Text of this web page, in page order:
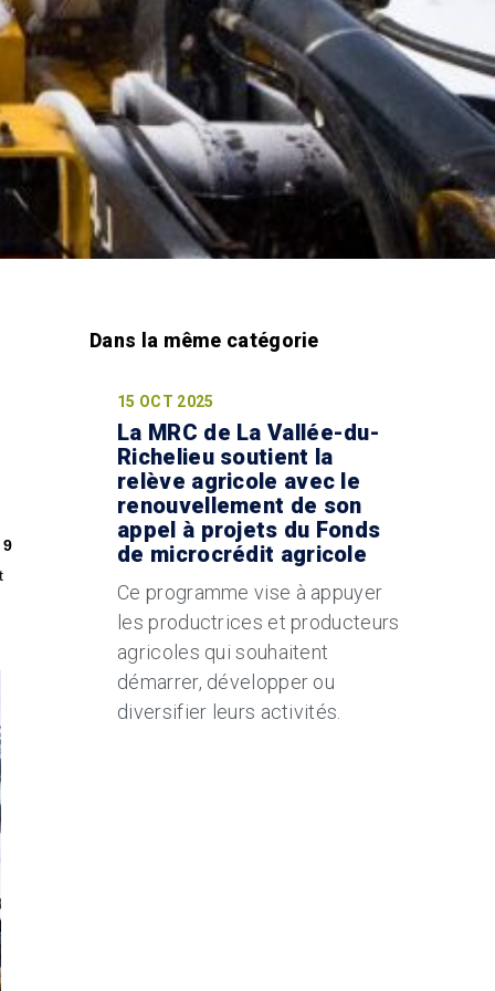
15 OCT 2025
La MRC de La Vallée-du-
Richelieu soutient la
relève agricole avec le
renouvellement de son
appel à projets du Fonds
de microcrédit agricole
Ce programme vise à appuyer
les productrices et producteurs
agricoles qui souhaitent
démarrer, développer ou
diversifier leurs activités.